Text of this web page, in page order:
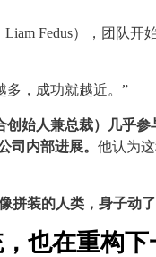
Fedus），团队开
多，成功就越近。”
创始人兼总裁）几乎参
司内部进展。 他认为
拼装的人类，身子动
也在重构